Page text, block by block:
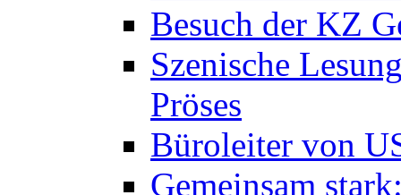
Besuch der KZ
Szenische
Pröses
Büroleiter von
Gemeinsam